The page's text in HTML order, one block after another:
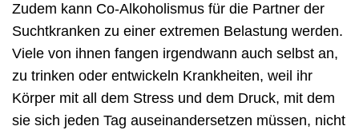
Zudem kann Co-Alkoholismus für die Partner der
Suchtkranken zu einer extremen Belastung werden.
Viele von ihnen fangen irgendwann auch selbst an,
zu trinken oder entwickeln Krankheiten, weil ihr
Körper mit all dem Stress und dem Druck, mit dem
sie sich jeden Tag auseinandersetzen müssen, nicht